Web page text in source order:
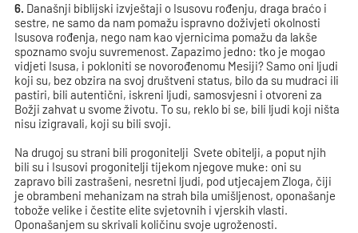
6. Današnji biblijski izvještaji o Isusovu rođenju, draga braćo i
sestre, ne samo da nam pomažu ispravno doživjeti okolnosti
Isusova rođenja, nego nam kao vjernicima pomažu da lakše
spoznamo svoju suvremenost. Zapazimo jedno: tko je mogao
vidjeti Isusa, i pokloniti se novorođenomu Mesiji? Samo oni ljudi
koji su, bez obzira na svoj društveni status, bilo da su mudraci ili
pastiri, bili autentični, iskreni ljudi, samosvjesni i otvoreni za
Božji zahvat u svome životu. To su, reklo bi se, bili ljudi koji ništa
nisu izigravali, koji su bili svoji.
Na drugoj su strani bili progonitelji Svete obitelji, a poput njih
bili su i Isusovi progonitelji tijekom njegove muke: oni su
zapravo bili zastrašeni, nesretni ljudi, pod utjecajem Zloga, čiji
je obrambeni mehanizam na strah bila umišljenost, oponašanje
tobože velike i čestite elite svjetovnih i vjerskih vlasti.
Oponašanjem su skrivali količinu svoje ugroženosti.